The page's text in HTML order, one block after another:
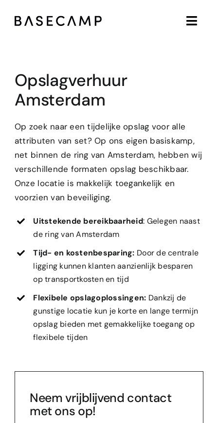
naar
Opslagverhuur
Amsterdam
Op zoek naar een tijdelijke opslag voor alle
attributen van set? Op ons eigen basiskamp,
net binnen de ring van Amsterdam, hebben wij
verschillende formaten opslag beschikbaar.
Onze locatie is makkelijk toegankelijk en
voorzien van beveiliging.
Uitstekende bereikbaarheid: Gelegen naast
de ring van Amsterdam
Tijd- en kostenbesparing: Door de centrale
ligging kunnen klanten aanzienlijk besparen
op transportkosten en tijd
Flexibele opslagoplossingen: Dankzij de
gunstige locatie kun je korte en lange termijn
opslag bieden met gemakkelijke toegang op
flexibele tijden
Neem vrijblijvend contact
met ons op!